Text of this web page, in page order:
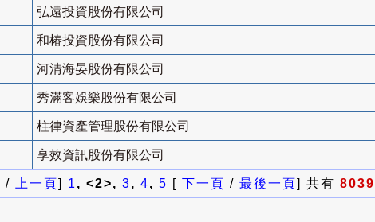
弘遠投資股份有限公司
和椿投資股份有限公司
河清海晏股份有限公司
秀滿客娛樂股份有限公司
柱律資產管理股份有限公司
享效資訊股份有限公司
/ 上一頁] 1, <2>, 3, 4, 5 [ 下一頁 / 最後一頁] 共有 8039